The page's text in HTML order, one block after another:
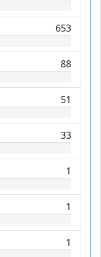
653
88
51
33
1
1
1